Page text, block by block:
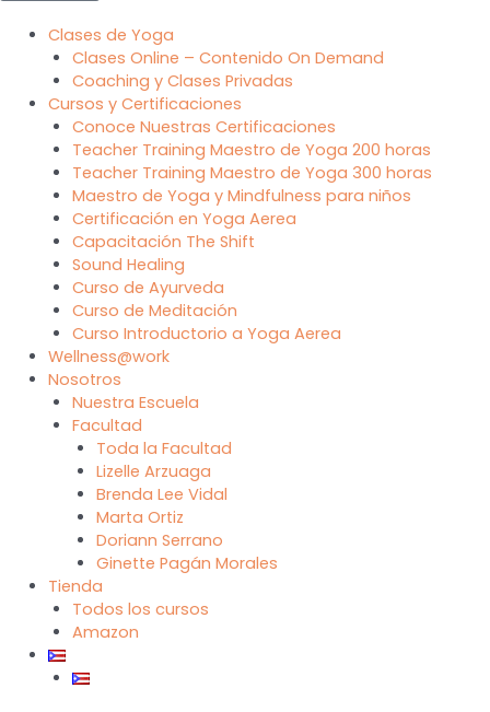
Clases de Yoga
Clases Online – Contenido On Demand
Coaching y Clases Privadas
Cursos y Certificaciones
Conoce Nuestras Certificaciones
Teacher Training Maestro de Yoga 200 horas
Teacher Training Maestro de Yoga 300 horas
Maestro de Yoga y Mindfulness para niños
Certificación en Yoga Aerea
Capacitación The Shift
Sound Healing
Curso de Ayurveda
Curso de Meditación
Curso Introductorio a Yoga Aerea
Wellness@work
Nosotros
Nuestra Escuela
Facultad
Toda la Facultad
Lizelle Arzuaga
Brenda Lee Vidal
Marta Ortiz
Doriann Serrano
Ginette Pagán Morales
Tienda
Todos los cursos
Amazon